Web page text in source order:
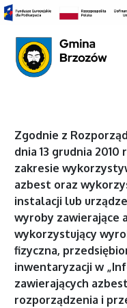
Zgodnie z
dnia 13 grudnia
zakresie
azbest oraz
instalacji lub
wyroby zawierające
wykorzystujący
fizyczna,
inwentaryzacji w
zawierających
rozporządzenia i